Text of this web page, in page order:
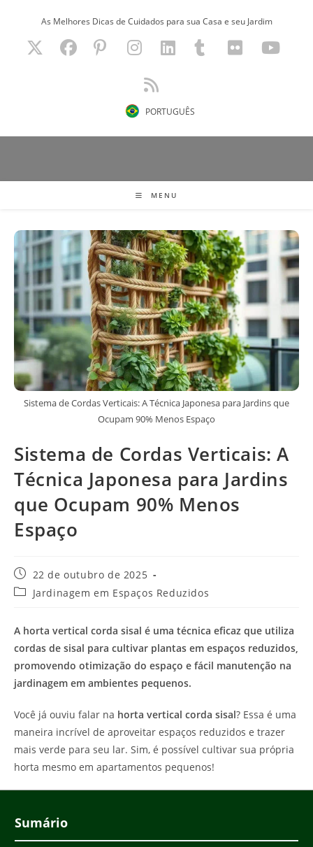
As Melhores Dicas de Cuidados para sua Casa e seu Jardim
PORTUGUÊS
MENU
Sistema de Cordas Verticais: A Técnica Japonesa para Jardins que
Ocupam 90% Menos Espaço
Sistema de Cordas Verticais: A
Técnica Japonesa para Jardins
que Ocupam 90% Menos
Espaço
Post
publicado:
22 de outubro de 2025
Categoria
Jardinagem em Espaços Reduzidos
A horta vertical corda sisal é uma técnica eficaz que utiliza
cordas de sisal para cultivar plantas em espaços reduzidos,
promovendo otimização do espaço e fácil manutenção na
jardinagem em ambientes pequenos.
Você já ouviu falar na horta vertical corda sisal? Essa é uma
maneira incrível de aproveitar espaços reduzidos e trazer
mais verde para seu lar. Sim, é possível cultivar sua própria
horta mesmo em apartamentos pequenos!
Sumário